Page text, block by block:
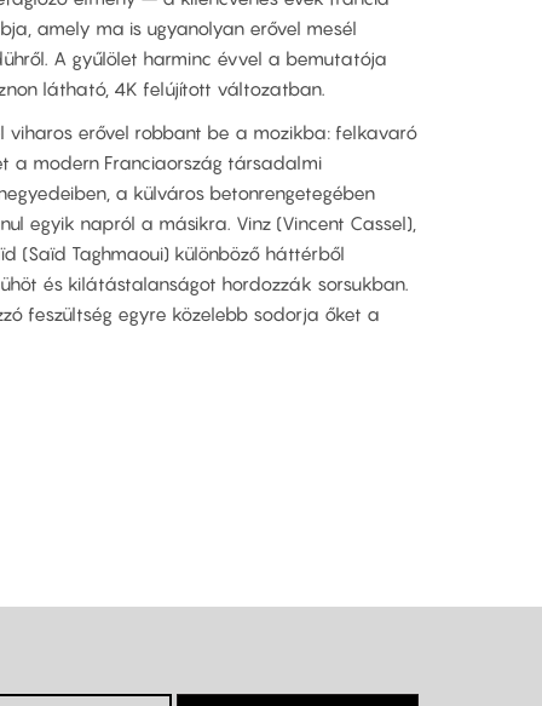
amely ma is ugyanolyan erővel mesél
A gyűlölet harminc évvel a bemutatója
látható, 4K felújított változatban.
viharos erővel robbant be a mozikba: felkavaró
a modern Franciaország társadalmi
a külváros betonrengetegében
egyik napról a másikra. Vinz (Vincent Cassel),
(Saïd Taghmaoui) különböző háttérből
és kilátástalanságot hordozzák sorsukban.
feszültség egyre közelebb sodorja őket a